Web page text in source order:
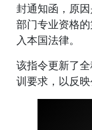
封通知函，原
部门专业资格
入本国法律。
该指令更新了
训要求，以反映